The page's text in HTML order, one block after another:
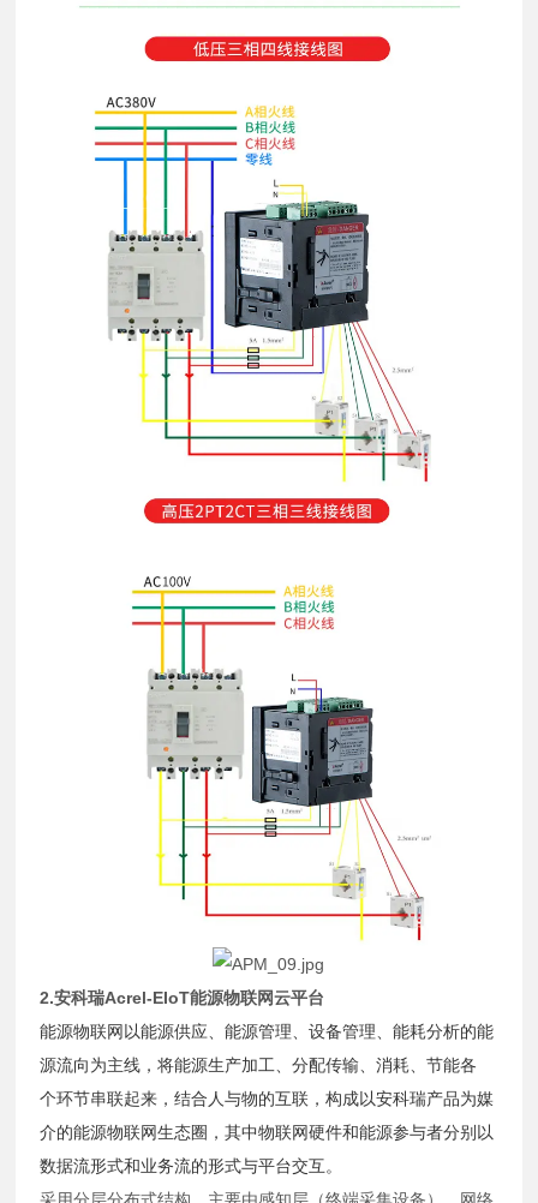
2.安科瑞Acrel-EIoT能源物联网云平台
能源物联网以能源供应、能源管理、设备管理、能耗分析的能
源流向为主线，将能源生产加工、分配传输、消耗、节能各
个环节串联起来，结合人与物的互联，构成以安科瑞产品为媒
介的能源物联网生态圈，其中物联网硬件和能源参与者分别以
数据流形式和业务流的形式与平台交互。